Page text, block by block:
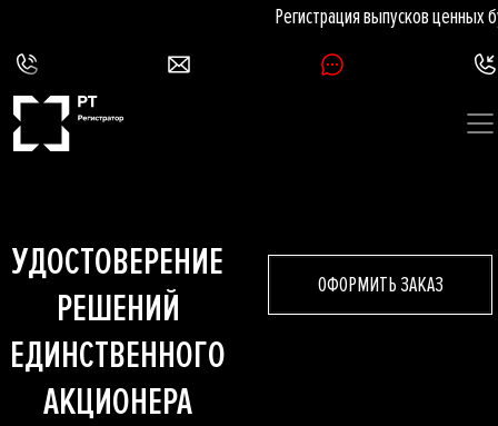
Регистрация выпусков ценных
УДОСТОВЕРЕНИЕ
РЕШЕНИЙ
ЕДИНСТВЕННОГО
АКЦИОНЕРА
ОФОРМИТЬ ЗАКАЗ